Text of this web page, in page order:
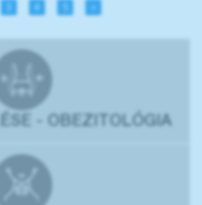
4 »
- OBEZITOLÓGIA